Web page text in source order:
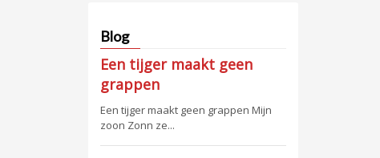
Blog
Een tijger maakt geen
grappen
Een tijger maakt geen grappen Mijn
zoon Zonn ze...